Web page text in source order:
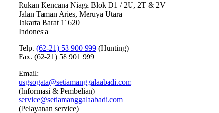
Rukan Kencana Niaga Blok D1 / 2U, 2T & 2V
Jalan Taman Aries, Meruya Utara
Jakarta Barat 11620
Indonesia
Telp. (62-21) 58 900 999 (Hunting)
Fax. (62-21) 58 901 999
Email:
usgsogata@setiamanggalaabadi.com
(Informasi & Pembelian)
service@setiamanggalaabadi.com
(Pelayanan service)